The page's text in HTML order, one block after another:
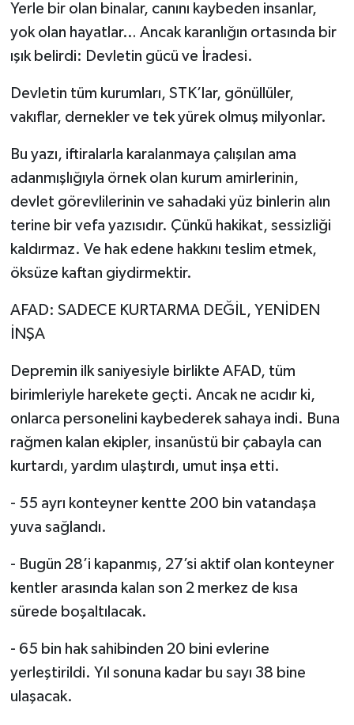
Yerle bir olan binalar, canını kaybeden insanlar,
yok olan hayatlar… Ancak karanlığın ortasında bir
ışık belirdi: Devletin gücü ve İradesi.
Devletin tüm kurumları, STK’lar, gönüllüler,
vakıflar, dernekler ve tek yürek olmuş milyonlar.
Bu yazı, iftiralarla karalanmaya çalışılan ama
adanmışlığıyla örnek olan kurum amirlerinin,
devlet görevlilerinin ve sahadaki yüz binlerin alın
terine bir vefa yazısıdır. Çünkü hakikat, sessizliği
kaldırmaz. Ve hak edene hakkını teslim etmek,
öksüze kaftan giydirmektir.
AFAD: SADECE KURTARMA DEĞİL, YENİDEN
İNŞA
Depremin ilk saniyesiyle birlikte AFAD, tüm
birimleriyle harekete geçti. Ancak ne acıdır ki,
onlarca personelini kaybederek sahaya indi. Buna
rağmen kalan ekipler, insanüstü bir çabayla can
kurtardı, yardım ulaştırdı, umut inşa etti.
- 55 ayrı konteyner kentte 200 bin vatandaşa
yuva sağlandı.
- Bugün 28’i kapanmış, 27’si aktif olan konteyner
kentler arasında kalan son 2 merkez de kısa
sürede boşaltılacak.
- 65 bin hak sahibinden 20 bini evlerine
yerleştirildi. Yıl sonuna kadar bu sayı 38 bine
ulaşacak.